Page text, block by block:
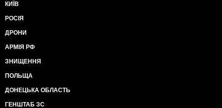
КИЇВ
РОСІЯ
ДРОНИ
АРМІЯ РФ
ЗНИЩЕННЯ
ПОЛЬЩА
ДОНЕЦЬКА ОБЛАСТЬ
ГЕНШТАБ ЗС